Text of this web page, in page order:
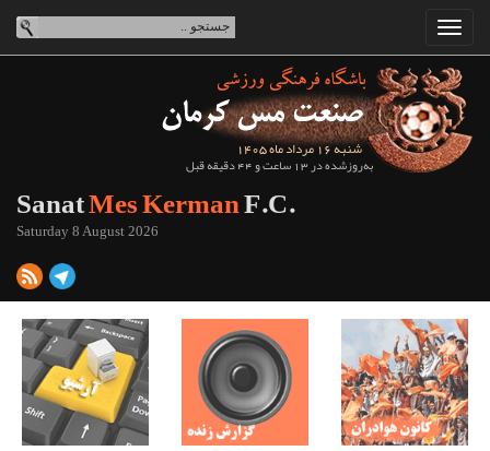
شنبه 16 مرداد ماه 1405
به‌روزشده در 13 ساعت و 44 دقیقه قبل
SanatMes KermanF.C.
Saturday 8 August 2026